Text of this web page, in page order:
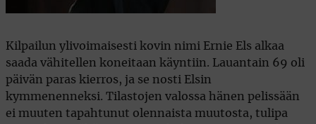
Kilpailun ylivoimaisesti kovin nimi Ernie Els alkaa
saada vähitellen koneitaan käyntiin. Lauantain 69 oli
päivän paras kierros, ja se nosti Elsin
kymmenenneksi. Tilastojen valossa hänen pelissään
ei muuten tapahtunut olennaista muutosta, tulipa